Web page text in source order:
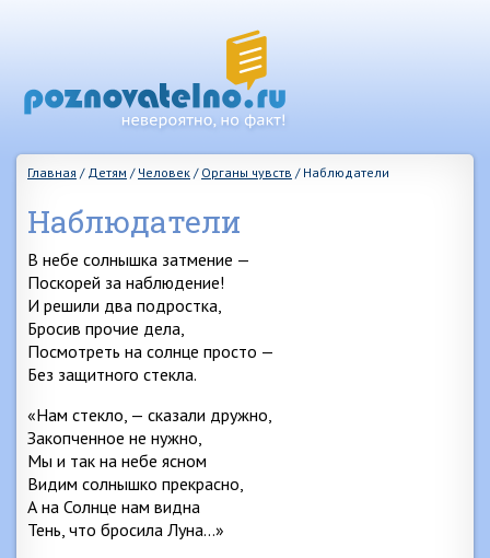
Главная / Детям / Человек / Органы чувств / Наблюдатели
Наблюдатели
В небе солнышка затмение —
Поскорей за наблюдение!
И решили два подростка,
Бросив прочие дела,
Посмотреть на солнце просто —
Без защитного стекла.
«Нам стекло, — сказали дружно,
Закопченное не нужно,
Мы и так на небе ясном
Видим солнышко прекрасно,
А на Солнце нам видна
Тень, что бросила Луна…»